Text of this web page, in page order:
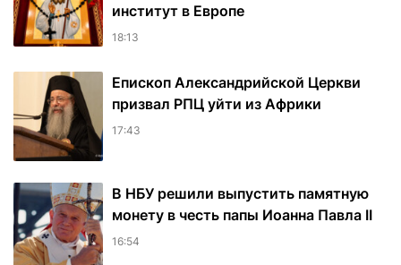
институт в Европе
18:13
Епископ Александрийской Церкви
призвал РПЦ уйти из Африки
17:43
В НБУ решили выпустить памятную
монету в честь папы Иоанна Павла II
16:54